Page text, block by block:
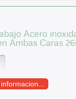
Acero
Ambas Caras